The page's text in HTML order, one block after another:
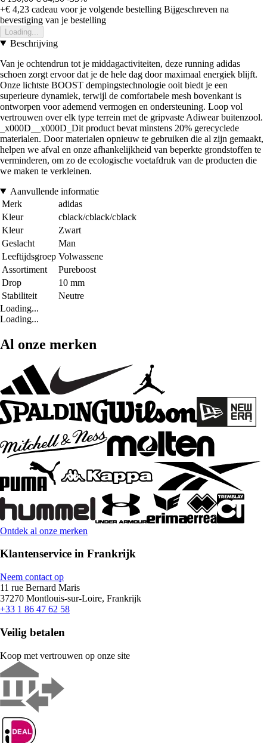
+€ 4,23 cadeau voor je volgende bestelling Bijgeschreven na
bevestiging van je bestelling
Loading...
Beschrijving
Van je ochtendrun tot je middagactiviteiten, deze running adidas
schoen zorgt ervoor dat je de hele dag door maximaal energiek blijft.
Onze lichtste BOOST dempingstechnologie ooit biedt je een
superieure dynamiek, terwijl de comfortabele mesh bovenkant is
ontworpen voor ademend vermogen en ondersteuning. Loop vol
vertrouwen over elk type terrein met de gripvaste Adiwear buitenzool.
_x000D__x000D_Dit product bevat minstens 20% gerecyclede
materialen. Door materialen opnieuw te gebruiken die al zijn gemaakt,
helpen we afval en onze afhankelijkheid van beperkte grondstoffen te
verminderen, om zo de ecologische voetafdruk van de producten die
we maken te verkleinen.
Aanvullende informatie
Merk
adidas
Kleur
cblack/cblack/cblack
Kleur
Zwart
Geslacht
Man
Leeftijdsgroep Volwassene
Assortiment
Pureboost
Drop
10 mm
Stabiliteit
Neutre
Loading...
Loading...
Al onze merken
Ontdek al onze merken
Klantenservice in Frankrijk
Neem contact op
11 rue Bernard Maris
37270 Montlouis-sur-Loire, Frankrijk
+33 1 86 47 62 58
Veilig betalen
Koop met vertrouwen op onze site